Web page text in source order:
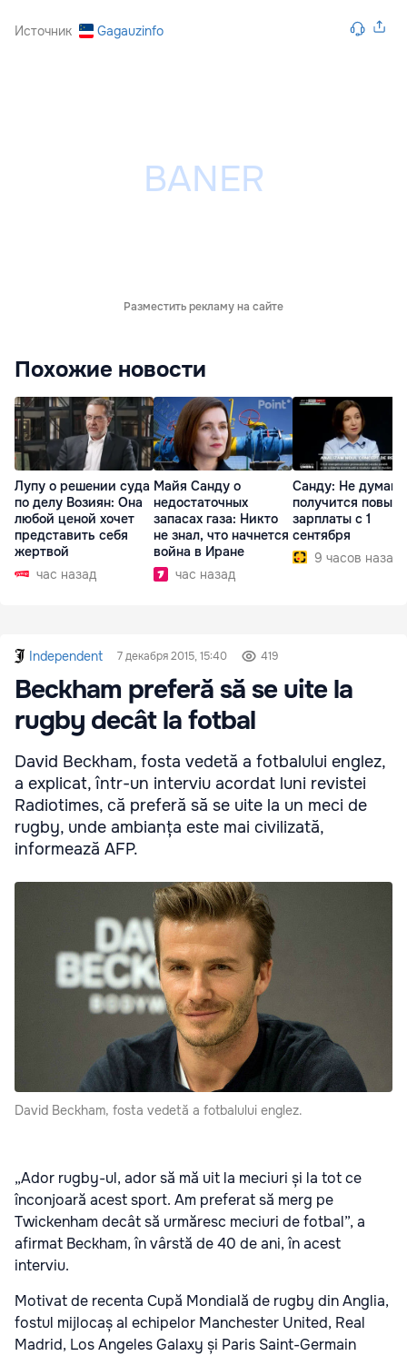
Источник Gagauzinfo
Разместить рекламу на сайте
Похожие новости
Лупу о решении суда
по делу Возиян: Она
любой ценой хочет
представить себя
жертвой
час назад
Майя Санду о
недостаточных
запасах газа: Никто
не знал, что начнется
война в Иране
час назад
Санду: Не думаю,
получится
зарплаты с 1
сентября
9 часов назад
Independent 7 декабря 2015, 15:40 419
Beckham preferă să se uite la
rugby decât la fotbal
David Beckham, fosta vedetă a fotbalului englez,
a explicat, într-un interviu acordat luni revistei
Radiotimes, că preferă să se uite la un meci de
rugby, unde ambianța este mai civilizată,
informează AFP.
David Beckham, fosta vedetă a fotbalului englez.
„Ador rugby-ul, ador să mă uit la meciuri și la tot ce
înconjoară acest sport. Am preferat să merg pe
Twickenham decât să urmăresc meciuri de fotbal”, a
afirmat Beckham, în vârstă de 40 de ani, în acest
interviu.
Motivat de recenta Cupă Mondială de rugby din Anglia,
fostul mijlocaș al echipelor Manchester United, Real
Madrid, Los Angeles Galaxy și Paris Saint-Germain